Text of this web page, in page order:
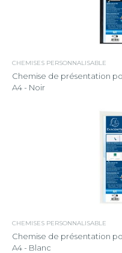
CHEMISES PERSONNALISABLE
Chemise de présentation
A4 - Noir
CHEMISES PERSONNALISABLE
Chemise de présentation
A4 - Blanc